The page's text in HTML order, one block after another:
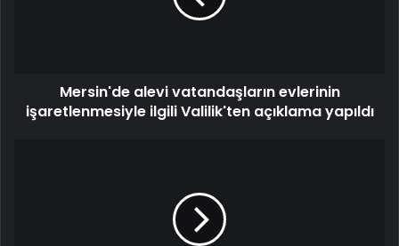
Mersin'de alevi vatandaşların evlerinin
işaretlenmesiyle ilgili Valilik'ten açıklama yapıldı